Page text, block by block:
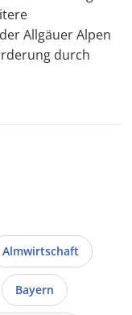
Allgäuer Alpen
durch
Almwirtschaft
Bayern